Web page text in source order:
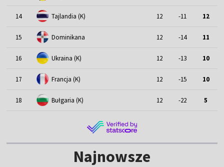
14 Tajlandia (K) 12 -11 12
15 Dominikana 12 -14 11
16 Ukraina (K) 12 -13 10
17 Francja (K) 12 -15 10
18 Bułgaria (K) 12 -22 5
Najnowsze